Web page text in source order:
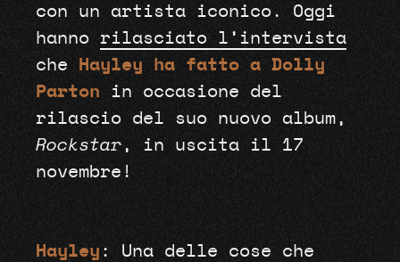
con un artista iconico. Oggi
hanno rilasciato l’intervista
che
Hayley ha fatto a Dolly
Parton in occasione del
rilascio del suo nuovo album,
Rockstar, in uscita il 17
novembre!
Hayley : Una delle cose che